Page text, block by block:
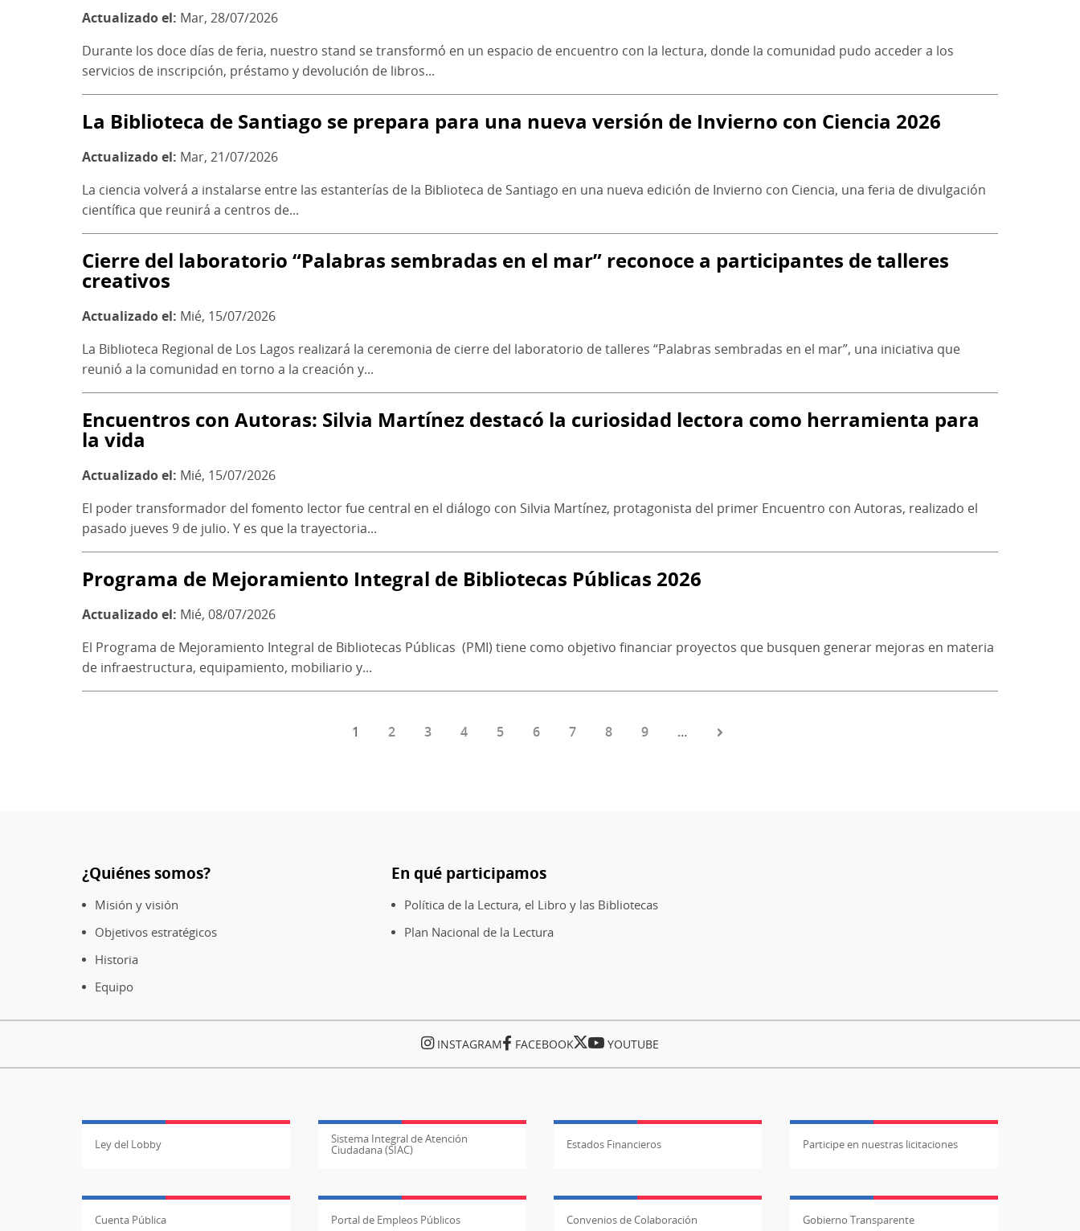
Actualizado el: Mar, 28/07/2026
Durante los doce días de feria, nuestro stand se transformó en un espacio de encuentro con la lectura, donde la comunidad pudo acceder a los
servicios de inscripción, préstamo y devolución de libros...
La Biblioteca de Santiago se prepara para una nueva versión de Invierno con Ciencia 2026
Actualizado el: Mar, 21/07/2026
La ciencia volverá a instalarse entre las estanterías de la Biblioteca de Santiago en una nueva edición de Invierno con Ciencia, una feria de divulgación
científica que reunirá a centros de...
Cierre del laboratorio “Palabras sembradas en el mar” reconoce a participantes de talleres
creativos
Actualizado el: Mié, 15/07/2026
La Biblioteca Regional de Los Lagos realizará la ceremonia de cierre del laboratorio de talleres “Palabras sembradas en el mar”, una iniciativa que
reunió a la comunidad en torno a la creación y...
Encuentros con Autoras: Silvia Martínez destacó la curiosidad lectora como herramienta para
la vida
Actualizado el: Mié, 15/07/2026
El poder transformador del fomento lector fue central en el diálogo con Silvia Martínez, protagonista del primer Encuentro con Autoras, realizado el
pasado jueves 9 de julio. Y es que la trayectoria...
Programa de Mejoramiento Integral de Bibliotecas Públicas 2026
Actualizado el: Mié, 08/07/2026
El Programa de Mejoramiento Integral de Bibliotecas Públicas (PMI) tiene como objetivo financiar proyectos que busquen generar mejoras en materia
de infraestructura, equipamiento, mobiliario y...
Página
1 Página
2 Página
3 Página
4 Página
5 Página
6 Página
7 Página
8 Página
9 …
¿Quiénes somos?
Misión y visión
Objetivos estratégicos
Historia
Equipo
En qué participamos
Política de la Lectura, el Libro y las Bibliotecas
Plan Nacional de la Lectura
INSTAGRAM FACEBOOK YOUTUBE
Ley del Lobby Sistema Integral de Atención
Ciudadana (SIAC) Estados Financieros Participe en nuestras licitaciones
Cuenta Pública Portal de Empleos Públicos Convenios de Colaboración Gobierno Transparente